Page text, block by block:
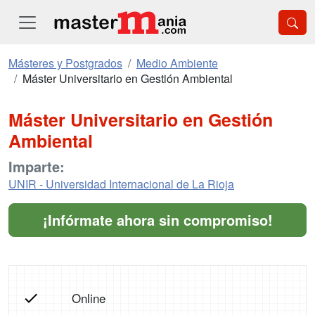
Másteres y Postgrados
Medio Ambiente
Máster Universitario en Gestión Ambiental
Máster Universitario en Gestión
Ambiental
Imparte:
UNIR - Universidad Internacional de La Rioja
¡Infórmate ahora sin compromiso!
Online